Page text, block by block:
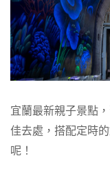
宜蘭最新親子景點
佳去處，搭配定時
呢！